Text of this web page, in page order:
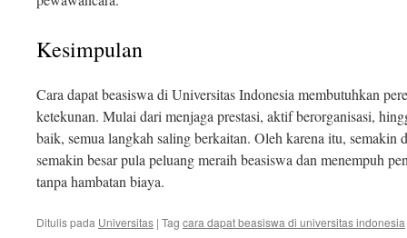
Kesimpulan
Cara dapat beasiswa di Universitas Indonesia membutuhkan
ketekunan. Mulai dari menjaga prestasi, aktif berorganisasi,
baik, semua langkah saling berkaitan. Oleh karena itu,
semakin besar pula peluang meraih beasiswa dan menempuh
tanpa hambatan biaya.
Ditulis pada Universitas | Tag cara dapat beasiswa di universitas indonesia